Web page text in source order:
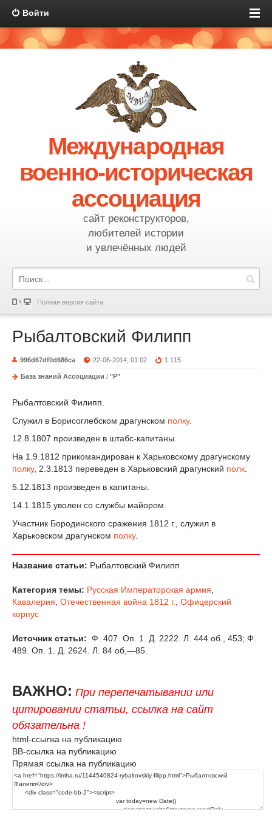
Войти
Международная
военно-историческая
ассоциация
сайт реконструкторов,
любителей истории
и увлечённых людей
Полная версия сайта
Рыбалтовский Филипп
996d67df0d686ca 22-06-2014, 01:02 1 115
База знаний Ассоциации / "Р"
Рыбалтовский Филипп.
Служил в Борисоглебском драгунском полку.
12.8.1807 произведен в штабс-капитаны.
На 1.9.1812 прикомандирован к Харьковскому драгунскому
полку, 2.3.1813 переведен в Харьковский драгунский полк
5.12.1813 произведен в капитаны.
14.1.1815 уволен со службы майором.
Участник Бородинского сражения 1812 г., служил в
Харьковском драгунском полку.
Название статьи: Рыбалтовский Филипп
Категория темы: Русская Императорская армия
Кавалерия Отечественная война 1812 г.
Офицерский
корпус
Источник статьи: Ф. 407. Оп. 1. Д. 2222. Л. 444 об., 453; Ф.
489. Оп. 1. Д. 2624. Л. 84 об,—85.
ВАЖНО: При перепечатывании или
цитировании статьи, ссылка на сайт
обязательна !
html-ссылка на публикацию
BB-ссылка на публикацию
Прямая ссылка на публикацию